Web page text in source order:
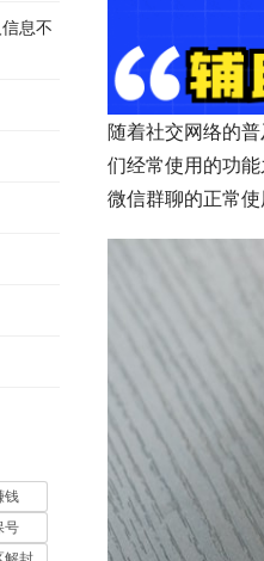
随着社交网络的
们经常使用的功
微信群聊的正常
息不
钱
号